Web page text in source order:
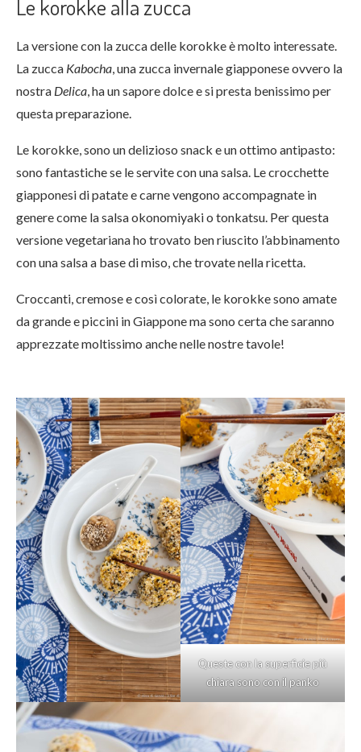
Le korokke alla zucca
La versione con la zucca delle korokke è molto interessate.
La zucca Kabocha , una zucca invernale giapponese ovvero la
nostra Delica , ha un sapore dolce e si presta benissimo per
questa preparazione.
Le korokke, sono un delizioso snack e un ottimo antipasto:
sono fantastiche se le servite con una salsa. Le crocchette
giapponesi di patate e carne vengono accompagnate in
genere come la salsa okonomiyaki o tonkatsu. Per questa
versione vegetariana ho trovato ben riuscito l’abbinamento
con una salsa a base di miso, che trovate nella ricetta.
Croccanti, cremose e così colorate, le korokke sono amate
da grande e piccini in Giappone ma sono certa che saranno
apprezzate moltissimo anche nelle nostre tavole!
Queste con la superficie più
chiara sono con il panko